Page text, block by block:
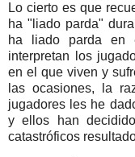
Lo cierto es que
ha "liado parda"
ha liado parda
interpretan los
en el que viven y
las ocasiones, la
jugadores les he
y ellos han
catastróficos